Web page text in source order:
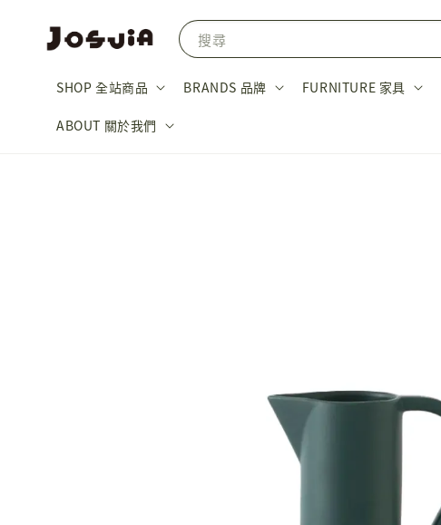
搜尋
SHOP 全站商品 BRANDS 品牌 FURNITURE 家具
ABOUT 關於我們